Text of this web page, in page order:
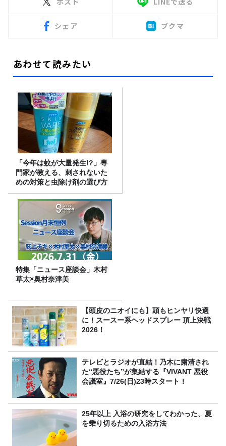
シェア ブクマ
あわせて読みたい
「今年は蚊が大量発生!?」専
門家が教える、刺されないた
めの対策と虫除け剤の選び方
特集「ニュース座談会」木村
草太×奥村奈津美
【頭皮のニオイにも】頭もヒンヤリ快適
に！スースー系ヘッドスプレー 頂上決戦
2026！
テレビとラジオが直結！乃木に粛清され
た“悪役たち”が集結する『VIVANT 悪役
会議室』7/26(日)23時スタート！
25年以上 入浴の研究をしてわかった、夏
を乗り切るための入浴方法